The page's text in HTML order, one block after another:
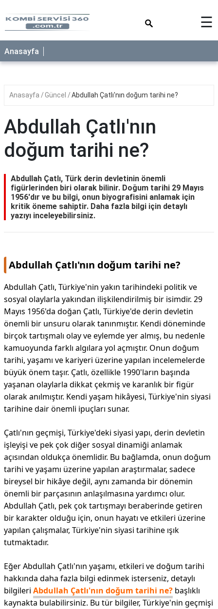
☰
Anasayfa
Anasayfa Güncel Abdullah Çatlı'nın doğum tarihi ne?
Abdullah Çatlı'nın
doğum tarihi ne?
Abdullah Çatlı, Türk derin devletinin önemli
figürlerinden biri olarak bilinir. Doğum tarihi 29 Mayıs
1956'dır ve bu bilgi, onun biyografisini anlamak için
kritik öneme sahiptir. Daha fazla bilgi için detaylı
yazıyı inceleyebilirsiniz.
Abdullah Çatlı'nın doğum tarihi ne?
Abdullah Çatlı, Türkiye'nin yakın tarihindeki politik ve
sosyal olaylarla yakından ilişkilendirilmiş bir isimdir. 29
Mayıs 1956'da doğan Çatlı, Türkiye'de derin devletin
önemli bir unsuru olarak tanınmıştır. Kendi döneminde
birçok tartışmalı olay ve eylemde yer almış, bu nedenle
kamuoyunda farklı algılara yol açmıştır. Onun doğum
tarihi, yaşamı ve kariyeri üzerine yapılan incelemelerde
büyük önem taşır. Çatlı, özellikle 1990'ların başında
yaşanan olaylarla dikkat çekmiş ve karanlık bir figür
olarak anılmıştır. Kendi yaşam hikâyesi, Türkiye'nin siyasi
tarihine dair önemli ipuçları sunar.
Çatlı'nın geçmişi, Türkiye'deki siyasi yapı, derin devletin
işleyişi ve pek çok diğer sosyal dinamiği anlamak
açısından oldukça önemlidir. Bu bağlamda, onun doğum
tarihi ve yaşamı üzerine yapılan araştırmalar, sadece
bireysel bir hikâye değil, aynı zamanda bir dönemin
önemli bir parçasının anlaşılmasına yardımcı olur.
Abdullah Çatlı, pek çok tartışmayı beraberinde getiren
bir karakter olduğu için, onun hayatı ve etkileri üzerine
yapılan çalışmalar, Türkiye'nin siyasi tarihine ışık
tutmaktadır.
Eğer Abdullah Çatlı'nın yaşamı, etkileri ve doğum tarihi
hakkında daha fazla bilgi edinmek isterseniz, detaylı
bilgileri Abdullah Çatlı'nın doğum tarihi ne? başlıklı
kaynakta bulabilirsiniz. Bu tür bilgiler, Türkiye'nin geçmişi